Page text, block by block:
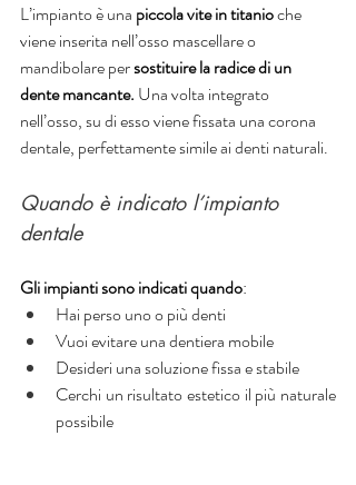
L’impianto è una piccola vite in titanio che
viene inserita nell’osso mascellare o
mandibolare per sostituire la radice di un
dente mancante. Una volta integrato
nell’osso, su di esso viene fissata una corona
dentale, perfettamente simile ai denti naturali.
Quando è indicato l’impianto
dentale
Gli impianti sono indicati quando:
Hai perso uno o più denti
Vuoi evitare una dentiera mobile
Desideri una soluzione fissa e stabile
Cerchi un risultato estetico il più naturale
possibile